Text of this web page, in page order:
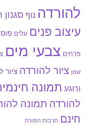
להורדה נוף סגנון
עיצוב פנים עלים
פרחים צבעי מים
שמן ציור להורדה ציור
ורוגע תמונה
להורדה תמונה
חינם תרבות המזרח